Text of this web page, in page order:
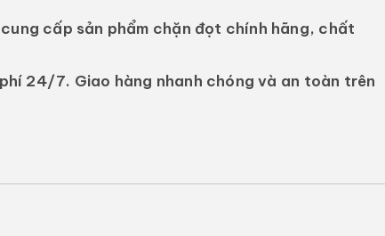
cấp sản phẩm chặn đọt chính hãng, chất
24/7. Giao hàng nhanh chóng và an toàn trên